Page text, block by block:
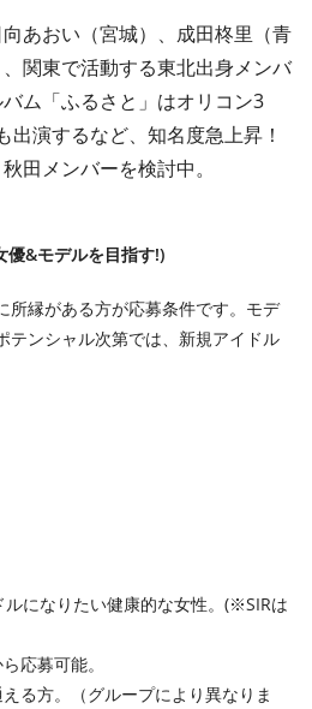
あおい（宮城）、成田柊里（青
関東で活動する東北出身メンバ
ム「ふるさと」はオリコン3
演するなど、知名度急上昇！
田メンバーを検討中。
優&モデルを目指す!)
所縁がある方が応募条件です。モデ
テンシャル次第では、新規アイドル
になりたい健康的な女性。(※SIRは
応募可能。
る方。（グループにより異なりま